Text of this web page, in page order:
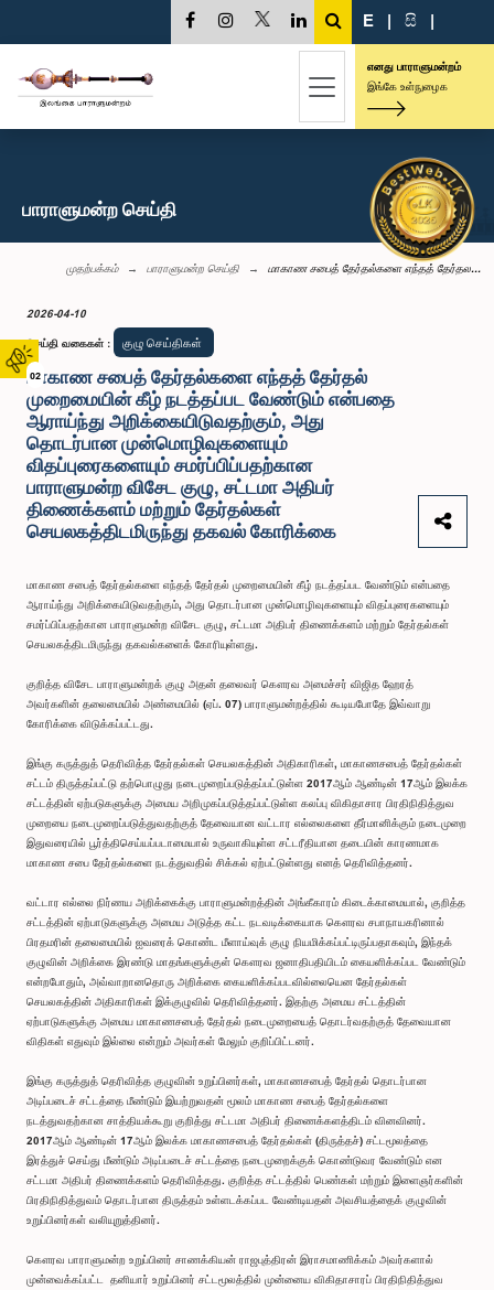
02
E | සි |
எனது பாராளுமன்றம்
இங்கே உள்நுழைக
பாராளுமன்ற செய்தி
முதற்பக்கம் பாராளுமன்ற செய்தி மாகாண சபைத் தேர்தல்களை எந்தத் தேர்தல...
2026-04-10
செய்தி வகைகள் : குழு செய்திகள்
மாகாண சபைத் தேர்தல்களை எந்தத் தேர்தல்
முறைமையின் கீழ் நடத்தப்பட வேண்டும் என்பதை
ஆராய்ந்து அறிக்கையிடுவதற்கும், அது
தொடர்பான முன்மொழிவுகளையும்
விதப்புரைகளையும் சமர்ப்பிப்பதற்கான
பாராளுமன்ற விசேட குழு, சட்டமா அதிபர்
திணைக்களம் மற்றும் தேர்தல்கள்
செயலகத்திடமிருந்து தகவல் கோரிக்கை
மாகாண சபைத் தேர்தல்களை எந்தத் தேர்தல் முறைமையின் கீழ் நடத்தப்பட வேண்டும் என்பதை
ஆராய்ந்து அறிக்கையிடுவதற்கும், அது தொடர்பான முன்மொழிவுகளையும் விதப்புரைகளையும்
சமர்ப்பிப்பதற்கான பாராளுமன்ற விசேட குழு, சட்டமா அதிபர் திணைக்களம் மற்றும் தேர்தல்கள்
செயலகத்திடமிருந்து தகவல்களைக் கோரியுள்ளது.
குறித்த விசேட பாராளுமன்றக் குழு அதன் தலைவர் கௌரவ அமைச்சர் விஜித ஹேரத்
அவர்களின் தலைமையில் அண்மையில் (ஏப். 07) பாராளுமன்றத்தில் கூடியபோதே இவ்வாறு
கோரிக்கை விடுக்கப்பட்டது.
இங்கு கருத்துத் தெரிவித்த தேர்தல்கள் செயலகத்தின் அதிகாரிகள், மாகாணசபைத் தேர்தல்கள்
சட்டம் திருத்தப்பட்டு தற்பொழுது நடைமுறைப்படுத்தப்பட்டுள்ள 2017ஆம் ஆண்டின் 17ஆம் இலக்க
சட்டத்தின் ஏற்படுகளுக்கு அமைய அறிமுகப்படுத்தப்பட்டுள்ள கலப்பு விகிதாசார பிரதிநிதித்துவ
முறையை நடைமுறைப்படுத்துவதற்குத் தேவையான வட்டார எல்லைகளை தீர்மானிக்கும் நடைமுறை
இதுவரையில் பூர்த்திசெய்யப்படாமையால் உருவாகியுள்ள சட்டரீதியான தடையின் காரணமாக
மாகாண சபை தேர்தல்களை நடத்துவதில் சிக்கல் ஏற்பட்டுள்ளது எனத் தெரிவித்தனர்.
வட்டார எல்லை நிர்ணய அறிக்கைக்கு பாராளுமன்றத்தின் அங்கீகாரம் கிடைக்காமையால், குறித்த
சட்டத்தின் ஏற்பாடுகளுக்கு அமைய அடுத்த கட்ட நடவடிக்கையாக கௌரவ சபாநாயகரினால்
பிரதமரின் தலைமையில் ஐவரைக் கொண்ட மீளாய்வுக் குழு நியமிக்கப்பட்டிருப்பதாகவும், இந்தக்
குழுவின் அறிக்கை இரண்டு மாதங்களுக்குள் கௌரவ ஜனாதிபதியிடம் கையளிக்கப்பட வேண்டும்
என்றபோதும், அவ்வாறானதொரு அறிக்கை கையளிக்கப்படவில்லையென தேர்தல்கள்
செயலகத்தின் அதிகாரிகள் இக்குழுவில் தெரிவித்தனர். இதற்கு அமைய சட்டத்தின்
ஏற்பாடுகளுக்கு அமைய மாகாணசபைத் தேர்தல் நடைமுறையைத் தொடர்வதற்குத் தேவையான
விதிகள் எதுவும் இல்லை என்றும் அவர்கள் மேலும் குறிப்பிட்டனர்.
இங்கு கருத்துத் தெரிவித்த குழுவின் உறுப்பினர்கள், மாகாணசபைத் தேர்தல் தொடர்பான
அடிப்படைச் சட்டத்தை மீண்டும் இயற்றுவதன் மூலம் மாகாண சபைத் தேர்தல்களை
நடத்துவதற்கான சாத்தியக்கூறு குறித்து சட்டமா அதிபர் திணைக்களத்திடம் வினவினர்.
2017ஆம் ஆண்டின் 17ஆம் இலக்க மாகாணசபைத் தேர்தல்கள் (திருத்தச்) சட்டமூலத்தை
இரத்துச் செய்து மீண்டும் அடிப்படைச் சட்டத்தை நடைமுறைக்குக் கொண்டுவர வேண்டும் என
சட்டமா அதிபர் திணைக்களம் தெரிவித்தது. குறித்த சட்டத்தில் பெண்கள் மற்றும் இளைஞர்களின்
பிரதிநிதித்துவம் தொடர்பான திருத்தம் உள்ளடக்கப்பட வேண்டியதன் அவசியத்தைக் குழுவின்
உறுப்பினர்கள் வலியுறுத்தினர்.
கௌரவ பாராளுமன்ற உறுப்பினர் சாணக்கியன் ராஜபுத்திரன் இராசமாணிக்கம் அவர்களால்
முன்வைக்கப்பட்ட தனியார் உறுப்பினர் சட்டமூலத்தில் முன்னைய விகிதாசாரப் பிரதிநிதித்துவ